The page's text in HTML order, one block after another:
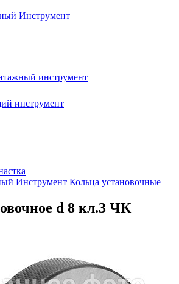
Инструмент
инструмент
инструмент
Инструмент Кольца установочные
d 8 кл.3 ЧК